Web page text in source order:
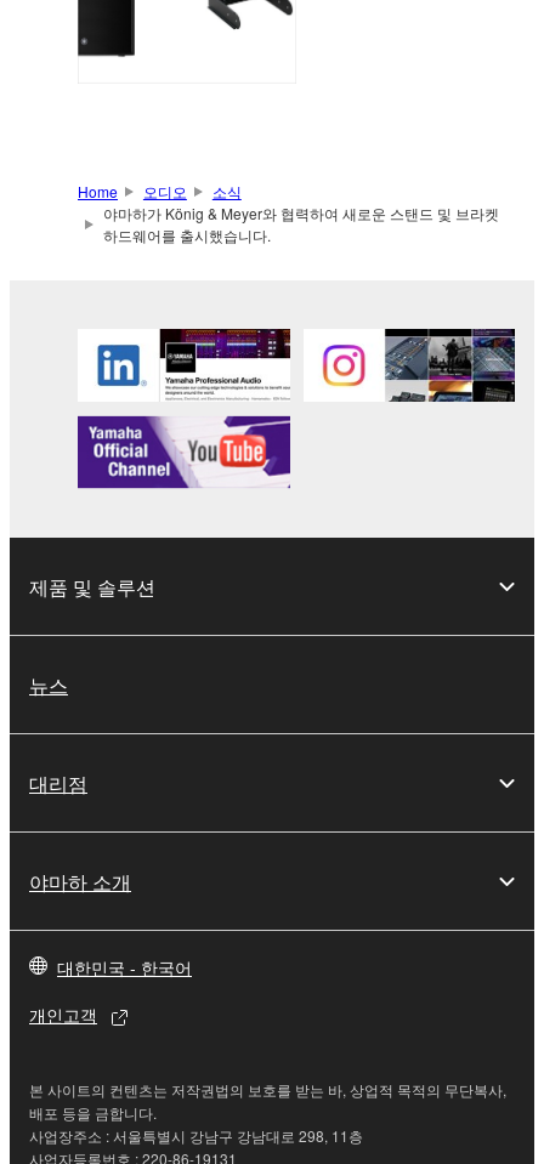
Home 오디오
소식
야마하가 König & Meyer와 협력하여 새로운 스탠드 및 브라켓
하드웨어를 출시했습니다.
제품 및 솔루션
뉴스
대리점
야마하 소개
대한민국 - 한국어
개인고객
본 사이트의 컨텐츠는 저작권법의 보호를 받는 바, 상업적 목적의 무단복사,
배포 등을 금합니다.
사업장주소 : 서울특별시 강남구 강남대로 298, 11층
사업자등록번호 : 220-86-19131